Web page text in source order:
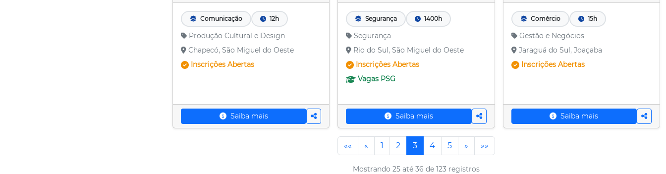
Comunicação 12h
Produção Cultural e Design
Chapecó, São Miguel do Oeste
Inscrições Abertas
Saiba mais
Segurança 1400h
Segurança
Rio do Sul, São Miguel do Oeste
InscriçõesAbertas
Vagas PSG
Saiba mais
Comércio 15h
Gestão e Negócios
Jaraguá do Sul, Joaçaba
Inscrições Abertas
Saiba mais
«« « 1 2 3 4 5 » »»
Mostrando 25 até 36 de 123 registros